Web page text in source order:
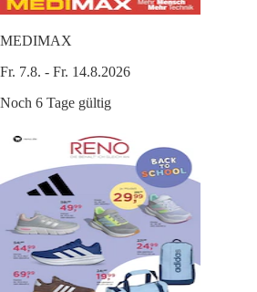
MEDIMAX
Fr. 7.8. - Fr. 14.8.2026
Noch 6 Tage gültig